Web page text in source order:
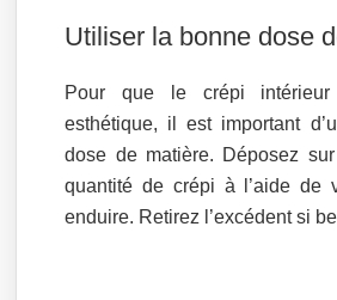
Utiliser la bonne dose
Pour que le crépi
esthétique, il est important
dose de matière. Déposez
quantité de crépi à l’aide de
enduire. Retirez l’excédent si